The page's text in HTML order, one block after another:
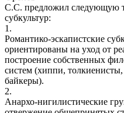
С.С. предложил следующую
субкультур:
1.
Романтико-эскапистские
ориентированы на уход от
построение собственных
систем (хиппи,
байкеры).
2.
Анархо-нигилистические